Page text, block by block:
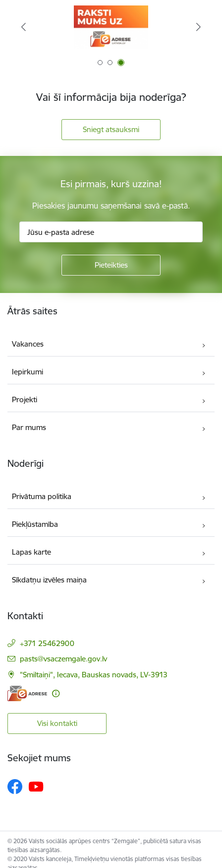
Vai šī informācija bija noderīga?
Sniegt atsauksmi
Esi pirmais, kurš uzzina!
Piesakies jaunumu saņemšanai savā e-pastā.
Ātrās saites
Vakances
Iepirkumi
Projekti
Par mums
Noderīgi
Privātuma politika
Piekļūstamība
Lapas karte
Sīkdatņu izvēles maiņa
Kontakti
+371 25462900
E-pasts:
pasts@vsaczemgale.gov.lv
"Smiltaiņi", Iecava, Bauskas novads, LV-3913
Visi kontakti
Sekojiet mums
© 2026 Valsts sociālās aprūpes centrs “Zemgale”, publicētā satura visas
tiesības aizsargātas.
© 2020 Valsts kanceleja, Tīmekļvietņu vienotās platformas visas tiesības